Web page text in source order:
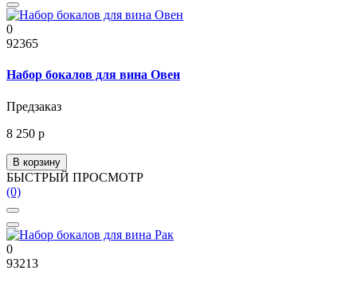
0
92365
Набор бокалов для вина Овен
Предзаказ
8 250 р
В корзину
БЫСТРЫЙ ПРОСМОТР
(0)
0
93213